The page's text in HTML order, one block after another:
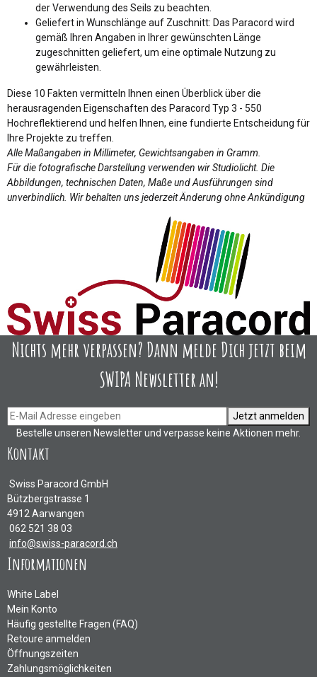
der Verwendung des Seils zu beachten.
Geliefert in Wunschlänge auf Zuschnitt: Das Paracord wird
gemäß Ihren Angaben in Ihrer gewünschten Länge
zugeschnitten geliefert, um eine optimale Nutzung zu
gewährleisten.
Diese 10 Fakten vermitteln Ihnen einen Überblick über die
herausragenden Eigenschaften des Paracord Typ 3 - 550
Hochreflektierend und helfen Ihnen, eine fundierte Entscheidung für
Ihre Projekte zu treffen.
Alle Maßangaben in Millimeter, Gewichtsangaben in Gramm.
Für die fotografische Darstellung verwenden wir Studiolicht. Die
Abbildungen, technischen Daten, Maße und Ausführungen sind
unverbindlich. Wir behalten uns jederzeit Änderung ohne Ankündigung
Nichts mehr verpassen? Dann melde Dich jetzt beim
SWIPA Newsletter an!
Jetzt anmelden
Bestelle unseren Newsletter und verpasse keine Aktionen mehr.
Kontakt
Swiss Paracord GmbH
Bützbergstrasse 1
4912 Aarwangen
062 521 38 03
info@swiss-paracord.ch
Informationen
White Label
Mein Konto
Häufig gestellte Fragen (FAQ)
Retoure anmelden
Öffnungszeiten
Zahlungsmöglichkeiten